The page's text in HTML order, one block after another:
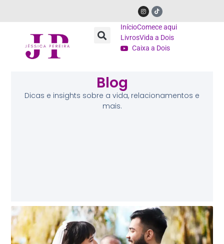
InícioComece aqui
LivrosVida a Dois
Caixa a Dois
Blog
Dicas e insights sobre a vida, relacionamentos e
mais.